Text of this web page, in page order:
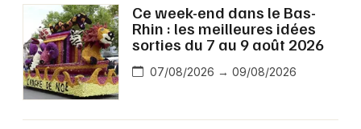
Ce week-end dans le Bas-
Rhin : les meilleures idées
sorties du 7 au 9 août 2026
07/08/2026 → 09/08/2026